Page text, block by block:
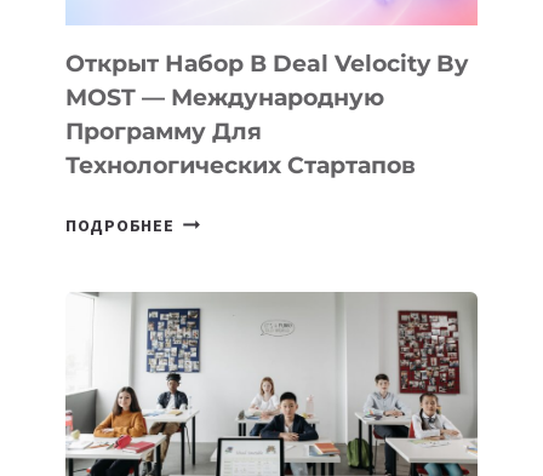
Открыт Набор В Deal Velocity By
MOST — Международную
Программу Для
Технологических Стартапов
ПОДРОБНЕЕ ОТКРЫТ
DEAL
VELOCITY
BY
MOST
—
МЕЖДУНАРОДНУЮ